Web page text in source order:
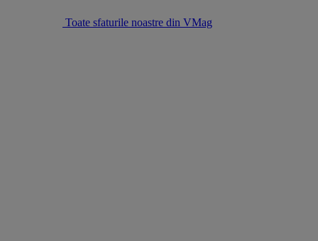
Toate sfaturile noastre din VMag